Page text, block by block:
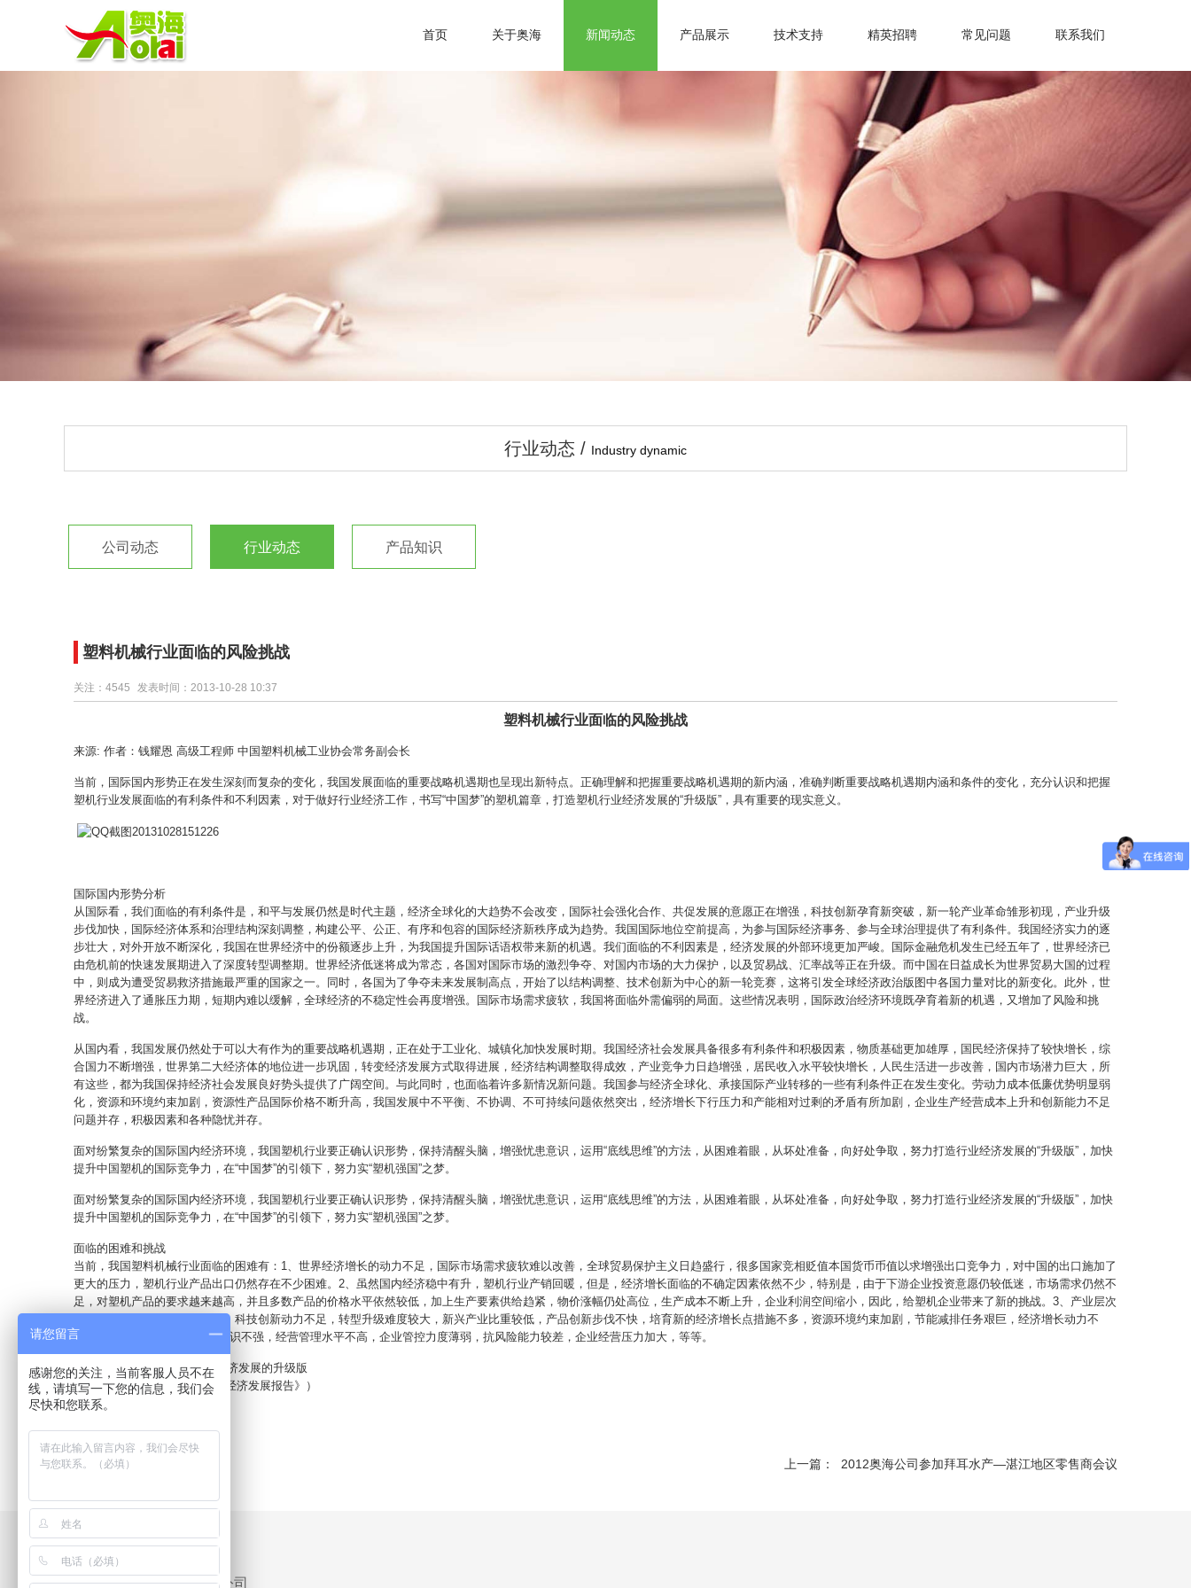
首页 关于奥海 新闻动态 产品展示 技术支持 精英招聘 常见问题 联系我们
行业动态 / Industry dynamic
公司动态 行业动态 产品知识
塑料机械行业面临的风险挑战
关注：4545 发表时间：2013-10-28 10:37
塑料机械行业面临的风险挑战
来源: 作者：钱耀恩 高级工程师 中国塑料机械工业协会常务副会长
当前，国际国内形势正在发生深刻而复杂的变化，我国发展面临的重要战略机遇期也呈现出新特点。正确理解和把握重要战略机遇期的新内涵，准确判断重要战略机遇期内涵和条件的变化，充分认识和把握
塑机行业发展面临的有利条件和不利因素，对于做好行业经济工作，书写“中国梦”的塑机篇章，打造塑机行业经济发展的“升级版”，具有重要的现实意义。
国际国内形势分析
从国际看，我们面临的有利条件是，和平与发展仍然是时代主题，经济全球化的大趋势不会改变，国际社会强化合作、共促发展的意愿正在增强，科技创新孕育新突破，新一轮产业革命雏形初现，产业升级
步伐加快，国际经济体系和治理结构深刻调整，构建公平、公正、有序和包容的国际经济新秩序成为趋势。我国国际地位空前提高，为参与国际经济事务、参与全球治理提供了有利条件。我国经济实力的逐
步壮大，对外开放不断深化，我国在世界经济中的份额逐步上升，为我国提升国际话语权带来新的机遇。我们面临的不利因素是，经济发展的外部环境更加严峻。国际金融危机发生已经五年了，世界经济已
由危机前的快速发展期进入了深度转型调整期。世界经济低迷将成为常态，各国对国际市场的激烈争夺、对国内市场的大力保护，以及贸易战、汇率战等正在升级。而中国在日益成长为世界贸易大国的过程
中，则成为遭受贸易救济措施最严重的国家之一。同时，各国为了争夺未来发展制高点，开始了以结构调整、技术创新为中心的新一轮竞赛，这将引发全球经济政治版图中各国力量对比的新变化。此外，世
界经济进入了通胀压力期，短期内难以缓解，全球经济的不稳定性会再度增强。国际市场需求疲软，我国将面临外需偏弱的局面。这些情况表明，国际政治经济环境既孕育着新的机遇，又增加了风险和挑
战。
从国内看，我国发展仍然处于可以大有作为的重要战略机遇期，正在处于工业化、城镇化加快发展时期。我国经济社会发展具备很多有利条件和积极因素，物质基础更加雄厚，国民经济保持了较快增长，综
合国力不断增强，世界第二大经济体的地位进一步巩固，转变经济发展方式取得进展，经济结构调整取得成效，产业竞争力日趋增强，居民收入水平较快增长，人民生活进一步改善，国内市场潜力巨大，所
有这些，都为我国保持经济社会发展良好势头提供了广阔空间。与此同时，也面临着许多新情况新问题。我国参与经济全球化、承接国际产业转移的一些有利条件正在发生变化。劳动力成本低廉优势明显弱
化，资源和环境约束加剧，资源性产品国际价格不断升高，我国发展中不平衡、不协调、不可持续问题依然突出，经济增长下行压力和产能相对过剩的矛盾有所加剧，企业生产经营成本上升和创新能力不足
问题并存，积极因素和各种隐忧并存。
面对纷繁复杂的国际国内经济环境，我国塑机行业要正确认识形势，保持清醒头脑，增强忧患意识，运用“底线思维”的方法，从困难着眼，从坏处准备，向好处争取，努力打造行业经济发展的“升级版”，加快
提升中国塑机的国际竞争力，在“中国梦”的引领下，努力实“塑机强国”之梦。
面对纷繁复杂的国际国内经济环境，我国塑机行业要正确认识形势，保持清醒头脑，增强忧患意识，运用“底线思维”的方法，从困难着眼，从坏处准备，向好处争取，努力打造行业经济发展的“升级版”，加快
提升中国塑机的国际竞争力，在“中国梦”的引领下，努力实“塑机强国”之梦。
面临的困难和挑战
当前，我国塑料机械行业面临的困难有：1、世界经济增长的动力不足，国际市场需求疲软难以改善，全球贸易保护主义日趋盛行，很多国家竞相贬值本国货币币值以求增强出口竞争力，对中国的出口施加了
更大的压力，塑机行业产品出口仍然存在不少困难。2、虽然国内经济稳中有升，塑机行业产销回暖，但是，经济增长面临的不确定因素依然不少，特别是，由于下游企业投资意愿仍较低迷，市场需求仍然不
足，对塑机产品的要求越来越高，并且多数产品的价格水平依然较低，加上生产要素供给趋紧，物价涨幅仍处高位，生产成本不断上升，企业利润空间缩小，因此，给塑机企业带来了新的挑战。3、产业层次
整体不高，经济总量仍然偏小，科技创新动力不足，转型升级难度较大，新兴产业比重较低，产品创新步伐不快，培育新的经济增长点措施不多，资源环境约束加剧，节能减排任务艰巨，经济增长动力不
足。4、部分企业现代化管理意识不强，经营管理水平不高，企业管控力度薄弱，抗风险能力较差，企业经营压力加大，等等。
(节选自《奋力打造塑机行业经济发展的升级版
——2013年中国塑料机械行业经济发展报告》）
上一篇： 2012奥海公司参加拜耳水产—湛江地区零售商会议
广州市奥海贸易发展有限公司
请您留言
感谢您的关注，当前客服人员不在
线，请填写一下您的信息，我们会
尽快和您联系。